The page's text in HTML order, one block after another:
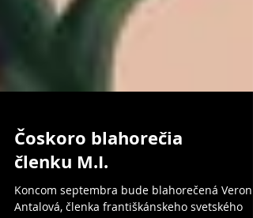
Čoskoro blahorečia
členku M.I.